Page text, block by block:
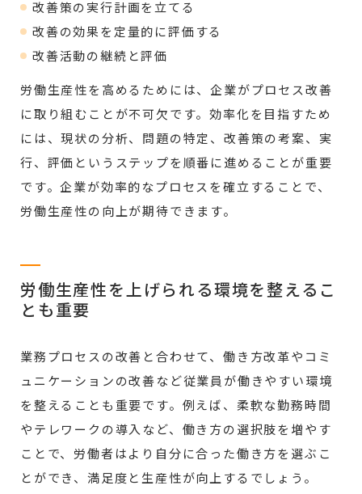
改善策の実行計画を立てる
改善の効果を定量的に評価する
改善活動の継続と評価
労働生産性を高めるためには、企業がプロセス改善
に取り組むことが不可欠です。効率化を目指すため
には、現状の分析、問題の特定、改善策の考案、実
行、評価というステップを順番に進めることが重要
です。企業が効率的なプロセスを確立することで、
労働生産性の向上が期待できます。
労働生産性を上げられる環境を整えるこ
とも重要
業務プロセスの改善と合わせて、働き方改革やコミ
ュニケーションの改善など従業員が働きやすい環境
を整えることも重要です。例えば、柔軟な勤務時間
やテレワークの導入など、働き方の選択肢を増やす
ことで、労働者はより自分に合った働き方を選ぶこ
とができ、満足度と生産性が向上するでしょう。